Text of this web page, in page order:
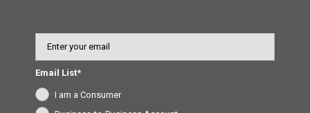
Email List*
I am a Consumer